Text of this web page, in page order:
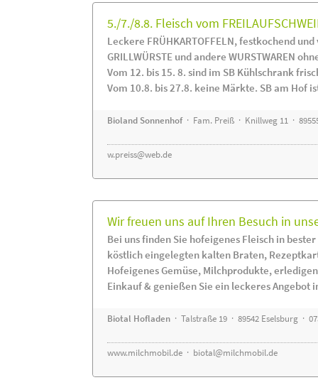
5./7./8.8. Fleisch vom
Leckere FRÜHKARTOFFELN, festkochend
GRILLWÜRSTE und andere WURSTWAREN
Vom 12. bis 15. 8. sind im SB Kühlschrank
Vom 10.8. bis 27.8. keine Märkte. SB am Hof
Bioland Sonnenhof· Fam. Preiß · Knillweg 11 ·
w.preiss@web.de
Wir freuen uns auf Ihren Besuch in
Bei uns finden Sie hofeigenes Fleisch in
köstlich eingelegten kalten Braten,
Hofeigenes Gemüse, Milchprodukte,
Einkauf & genießen Sie ein leckeres Angebot
Biotal Hofladen · Talstraße 19 · 89542 Eselsburg ·
www.milchmobil.de · biotal@milchmobil.de